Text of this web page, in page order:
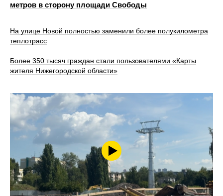
метров в сторону площади Свободы
На улице Новой полностью заменили более полукилометра
теплотрасс
Более 350 тысяч граждан стали пользователями «Карты
жителя Нижегородской области»